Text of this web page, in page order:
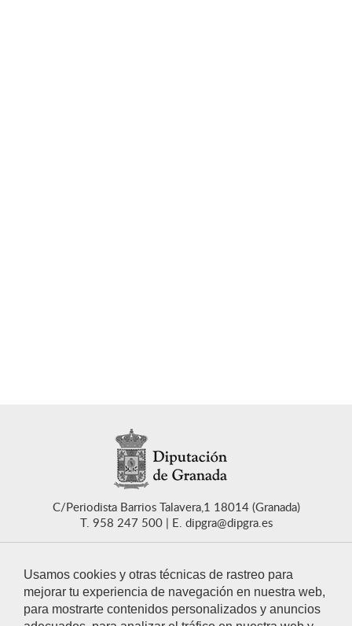
Usamos cookies y otras técnicas de rastreo para
mejorar tu experiencia de navegación en nuestra web,
para mostrarte contenidos personalizados y anuncios
C/Periodista Barrios Talavera,1 18014 (Granada)
T. 958 247 500
E. dipgra@dipgra.es
CONTACTO